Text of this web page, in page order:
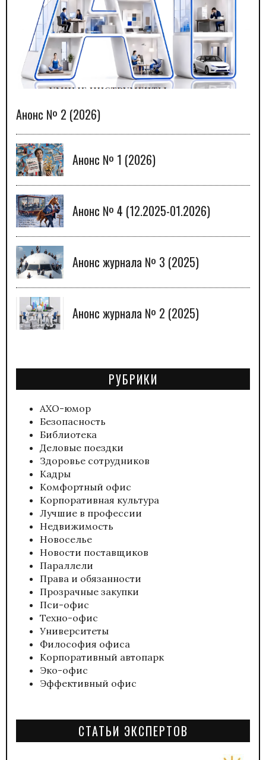
Анонс № 2 (2026)
Анонс № 1 (2026)
Анонс № 4 (12.2025-01.2026)
Анонс журнала № 3 (2025)
Анонс журнала № 2 (2025)
РУБРИКИ
АХО-юмор
Безопасность
Библиотека
Деловые поездки
Здоровье сотрудников
Кадры
Комфортный офис
Корпоративная культура
Лучшие в профессии
Недвижимость
Новоселье
Новости поставщиков
Параллели
Права и обязанности
Прозрачные закупки
Пси-офис
Техно-офис
Университеты
Философия офиса
Корпоративный автопарк
Эко-офис
Эффективный офис
СТАТЬИ ЭКСПЕРТОВ